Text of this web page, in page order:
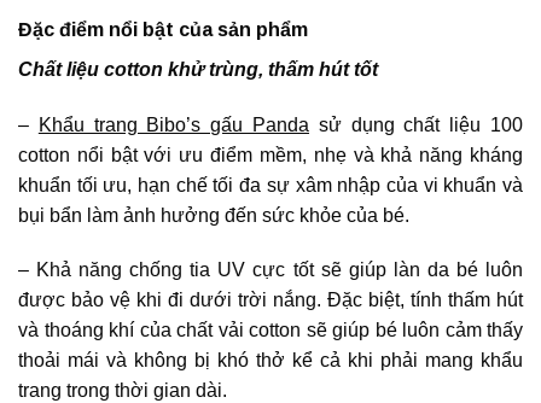
Đặc điểm nổi bật của sản phẩm
Chất liệu cotton khử trùng, thấm hút tốt
– Khẩu trang Bibo’s gấu Panda sử dụng chất liệu 100
cotton nổi bật với ưu điểm mềm, nhẹ và khả năng kháng
khuẩn tối ưu, hạn chế tối đa sự xâm nhập của vi khuẩn và
bụi bẩn làm ảnh hưởng đến sức khỏe của bé.
– Khả năng chống tia UV cực tốt sẽ giúp làn da bé luôn
được bảo vệ khi đi dưới trời nắng. Đặc biệt, tính thấm hút
và thoáng khí của chất vải cotton sẽ giúp bé luôn cảm thấy
thoải mái và không bị khó thở kể cả khi phải mang khẩu
trang trong thời gian dài.